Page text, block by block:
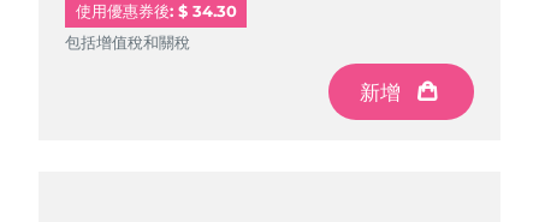
使用優惠券後: $ 34.30
包括增值稅和關稅
新增